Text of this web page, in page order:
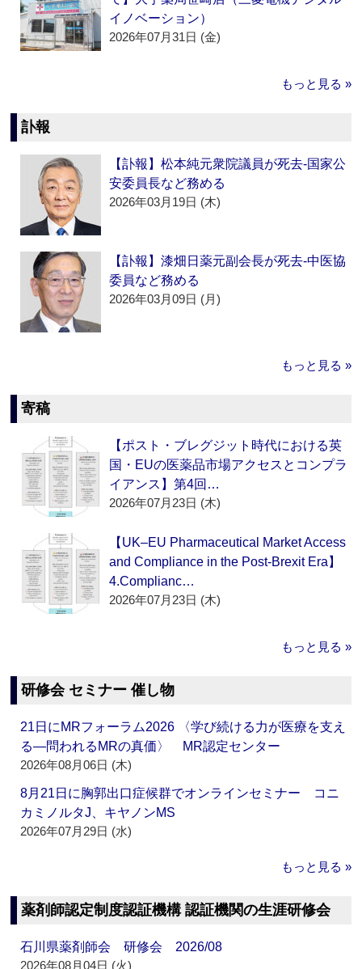
イノベーション）
2026年07月31日 (金)
もっと見る »
訃報
【訃報】松本純元衆院議員が死去‐国家公
安委員長など務める
2026年03月19日 (木)
【訃報】漆畑日薬元副会長が死去‐中医協
委員など務める
2026年03月09日 (月)
もっと見る »
寄稿
【ポスト・ブレグジット時代における英
国・EUの医薬品市場アクセスとコンプラ
イアンス】第4回…
2026年07月23日 (木)
【UK–EU Pharmaceutical Market Access
and Compliance in the Post-Brexit Era】
4.Complianc…
2026年07月23日 (木)
もっと見る »
研修会 セミナー 催し物
21日にMRフォーラム2026 〈学び続ける力が医療を支え
る―問われるMRの真価〉 MR認定センター
2026年08月06日 (木)
8月21日に胸郭出口症候群でオンラインセミナー コニ
カミノルタJ、キヤノンMS
2026年07月29日 (水)
もっと見る »
薬剤師認定制度認証機構 認証機関の生涯研修会
石川県薬剤師会 研修会 2026/08
2026年08月04日 (火)